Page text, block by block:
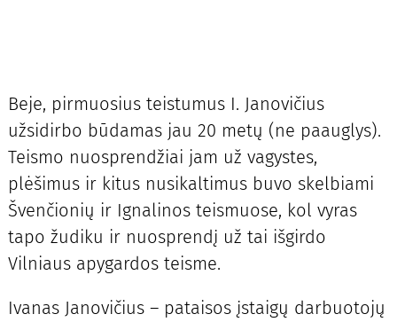
Beje, pirmuosius teistumus I. Janovičius
užsidirbo būdamas jau 20 metų (ne paauglys).
Teismo nuosprendžiai jam už vagystes,
plėšimus ir kitus nusikaltimus buvo skelbiami
Švenčionių ir Ignalinos teismuose, kol vyras
tapo žudiku ir nuosprendį už tai išgirdo
Vilniaus apygardos teisme.
Ivanas Janovičius – pataisos įstaigų darbuotojų